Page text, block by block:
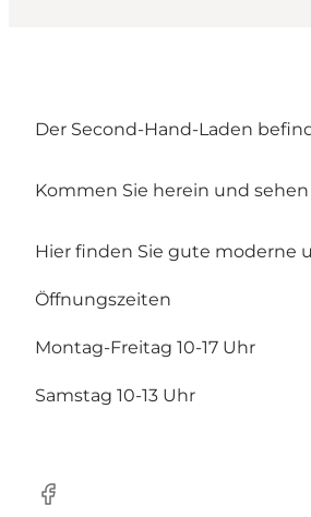
Der Second-Hand-Laden
Kommen Sie herein und
Hier finden Sie gute moderne
Öffnungszeiten
Montag-Freitag 10-17 Uhr
Samstag 10-13 Uhr
Facebook